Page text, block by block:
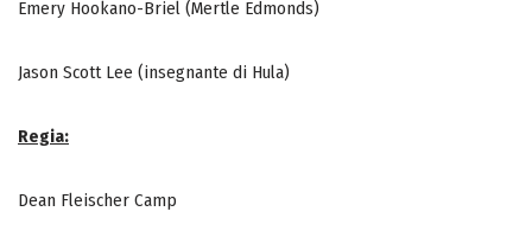
Emery Hookano-Briel (Mertle Edmonds)
Jason Scott Lee (insegnante di Hula)
Regia:
Dean Fleischer Camp